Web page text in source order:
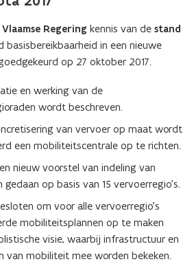
Vlaamse Regering kennis van de stand
basisbereikbaarheid in een nieuwe
op 27 oktober 2017.
en werking van de
wordt beschreven.
van vervoer op maat wordt
een mobiliteitscentrale op te richten.
nieuw voorstel van indeling van
gedaan op basis van 15 vervoerregio’s.
om voor alle vervoerregio’s
mobiliteitsplannen op te maken
visie, waarbij infrastructuur en
van mobiliteit mee worden bekeken.